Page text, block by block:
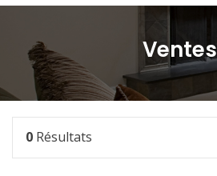
Ventes
0 Résultats